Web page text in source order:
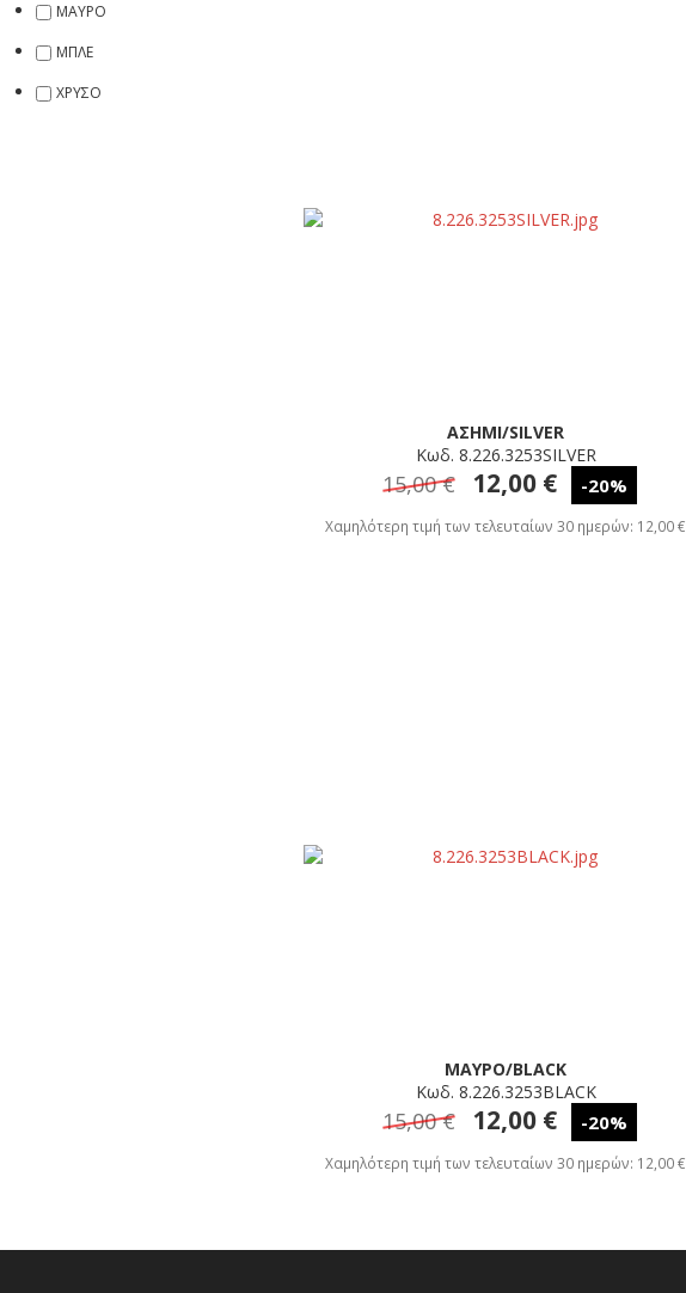
ΑΣΗΜΙ/SILVER
Κωδ. 8.226.3253SILVER
15,00 € 12,00 € -20%
Χαμηλότερη τιμή των τελευταίων 30 ημερών: 12,00 €
ΜΑΥΡΟ/BLACK
Κωδ. 8.226.3253BLACK
15,00 € 12,00 € -20%
Χαμηλότερη τιμή των τελευταίων 30 ημερών: 12,00 €
ΜΑΥΡΟ
ΜΠΛΕ
ΧΡΥΣΟ